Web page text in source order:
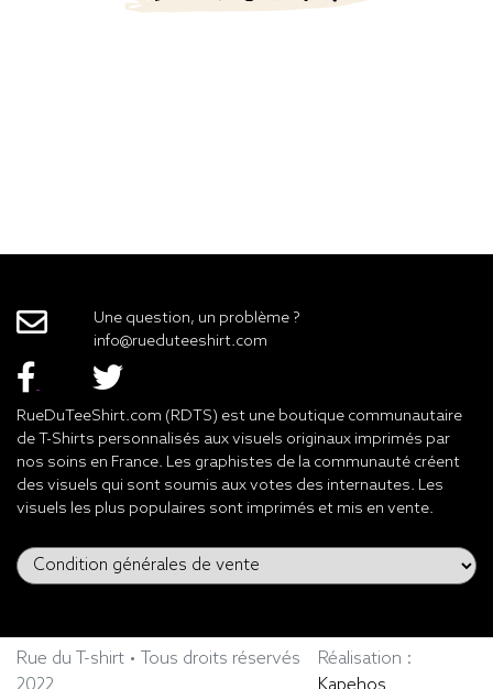
Une question, un problème ?
info@rueduteeshirt.com
RueDuTeeShirt.com (RDTS) est une boutique communautaire
de T-Shirts personnalisés aux visuels originaux imprimés par
nos soins en France. Les graphistes de la communauté créent
des visuels qui sont soumis aux votes des internautes. Les
visuels les plus populaires sont imprimés et mis en vente.
Rue du T-shirt • Tous droits réservés
Réalisation :